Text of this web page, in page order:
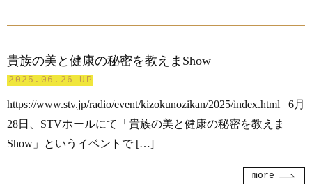
貴族の美と健康の秘密を教えまShow
2025.06.26 UP
https://www.stv.jp/radio/event/kizokunozikan/2025/index.html 6月
28日、STVホールにて「貴族の美と健康の秘密を教えま
Show」というイベントで […]
more